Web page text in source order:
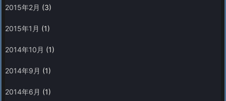
2015年2月 (3)
2015年1月 (1)
2014年10月 (1)
2014年9月 (1)
2014年6月 (1)